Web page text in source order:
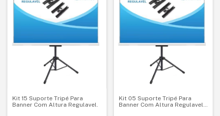
Kit 15 Suporte Tripé Para
Banner Com Altura Regulavel.
Kit 05 Suporte Tripé Para
Banner Com Altura Regulavel